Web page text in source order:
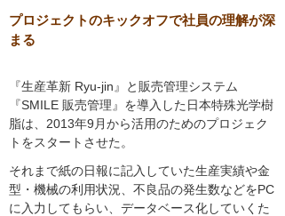
プロジェクトのキックオフで社員の理解が深
まる
『生産革新 Ryu-jin』と販売管理システム
『SMILE 販売管理』を導入した日本特殊光学樹
脂は、2013年9月から活用のためのプロジェク
トをスタートさせた。
それまで紙の日報に記入していた生産実績や金
型・機械の利用状況、不良品の発生数などをPC
に入力してもらい、データベース化していくた